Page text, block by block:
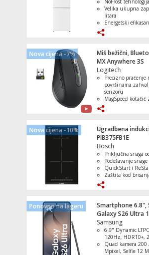
NoFrost
Velika ukupna
litara
Energetski
Promjenjiv smjer
lakšu prilagodbu
Nova cijena -7%
Miš bežični,
MX Anywhere 3S
Logitech
Precizno praćenje
površinama
senzoru
MagSpeed
Tihi klikovi –
zajedničkim
Dugotrajna
– do 70 dana rada
Bežična
između do tri
podrška
Nova cijena -10%
Ugradbena
PIB375FB1E
Bosch
Priključna snaga
Podešavanje
QuickStart i
Zaštita kod
Dječija
uključivanja
Ponovno na lageru
Smartphone 6.8",
Galaxy S26 Ultra
Samsung
6.9" Dynamic
120Hz, HDR10+,
Quad kamera
Mpixel, Selfie 12